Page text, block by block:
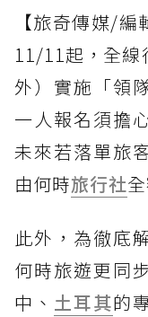
【旅奇傳媒/
11/11起，全線
外）實施「領
一人報名須擔
未來若落單旅
由何時旅行社
此外，為徹底
何時旅遊更同
中、 土耳其的